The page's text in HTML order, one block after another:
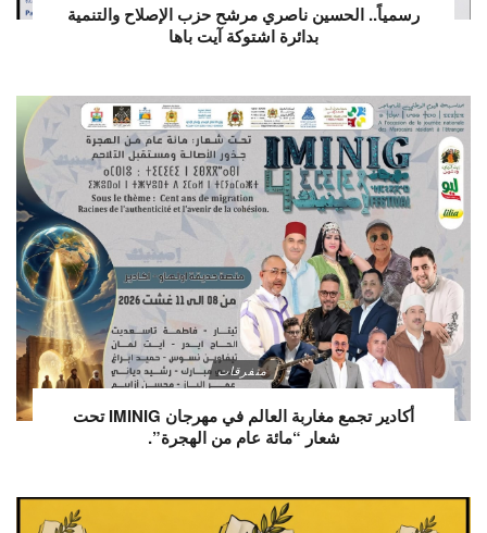
رسمياً.. الحسين ناصري مرشح حزب الإصلاح والتنمية
بدائرة اشتوكة آيت باها
متفرقات
أكادير تجمع مغاربة العالم في مهرجان IMINIG تحت
شعار “مائة عام من الهجرة”.